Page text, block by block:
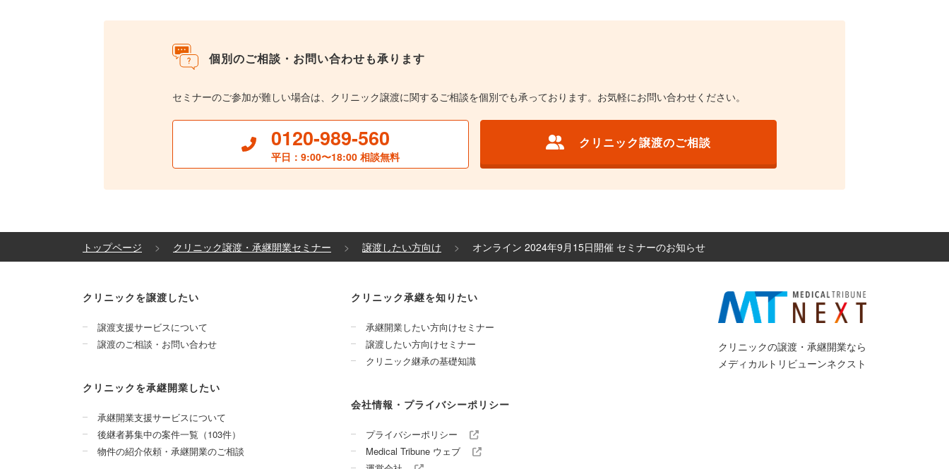
個別のご相談・お問い合わせも承ります
セミナーのご参加が難しい場合は、クリニック譲渡に関するご相談を個別でも承っております。お気軽にお問い合わせください。
0120-989-560
平日：9:00〜18:00 相談無料
クリニック譲渡のご相談
トップページ クリニック譲渡・承継開業セミナー 譲渡したい方向け オンライン 2024年9月15日開催 セミナーのお知らせ
クリニックを譲渡したい
譲渡支援サービスについて
譲渡のご相談・お問い合わせ
クリニックを承継開業したい
承継開業支援サービスについて
後継者募集中の案件一覧（103件）
物件の紹介依頼・承継開業のご相談
クリニック承継を知りたい
承継開業したい方向けセミナー
譲渡したい方向けセミナー
クリニック継承の基礎知識
会社情報・プライバシーポリシー
プライバシーポリシー
Medical Tribune ウェブ
クリニックの譲渡・承継開業なら
メディカルトリビューンネクスト